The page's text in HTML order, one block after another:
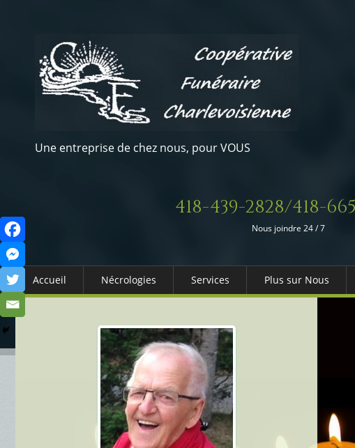
Une entreprise de chez nous, pour VOUS
418-439-2828/418-
Nous joindre 24 / 7
Accueil Nécrologies Services
Columbarium
Services Funéraires
Plus sur Nous